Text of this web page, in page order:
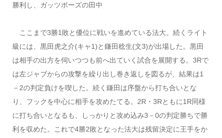
勝利し、ガッツポーズの田中
ここまで3勝1敗と優位に戦いを進めている法大。続くライト
級には、黒田虎之介(キャ1)と鎌田稔生(文3)が出場した。黒田
は相手の出方を伺いつつも前へ出ていく試合を展開する。3Rで
は左ジャブからの攻撃を繰り出し巻き返しを図るが、結果は1
－2の判定負けを喫した。続く鎌田は序盤から打ち合いとな
り、フックを中心に相手を攻めたてる。2R・3Rともに1R同様
に打ち合いとなるも、しっかりと攻め込み3－0の判定勝ちで勝
利を収めた。これで4勝2敗となった法大は残留決定に王手をか